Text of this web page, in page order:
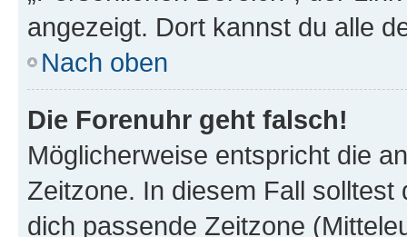
angezeigt. Dort kannst du alle
Nach oben
Die Forenuhr geht falsch!
Möglicherweise entspricht die
Zeitzone. In diesem Fall solltest
dich passende Zeitzone